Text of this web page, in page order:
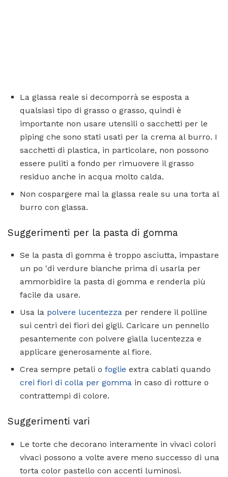
La glassa reale si decomporrà se esposta a
qualsiasi tipo di grasso o grasso, quindi è
importante non usare utensili o sacchetti per le
piping che sono stati usati per la crema al burro. I
sacchetti di plastica, in particolare, non possono
essere puliti a fondo per rimuovere il grasso
residuo anche in acqua molto calda.
Non cospargere mai la glassa reale su una torta al
burro con glassa.
Suggerimenti per la pasta di gomma
Se la pasta di gomma è troppo asciutta, impastare
un po 'di verdure bianche prima di usarla per
ammorbidire la pasta di gomma e renderla più
facile da usare.
Usa la polvere lucentezza per rendere il polline
sui centri dei fiori dei gigli. Caricare un pennello
pesantemente con polvere gialla lucentezza e
applicare generosamente al fiore.
Crea sempre petali o foglie extra cablati quando
crei fiori di colla per gomma in caso di rotture o
contrattempi di colore.
Suggerimenti vari
Le torte che decorano interamente in vivaci colori
vivaci possono a volte avere meno successo di una
torta color pastello con accenti luminosi.